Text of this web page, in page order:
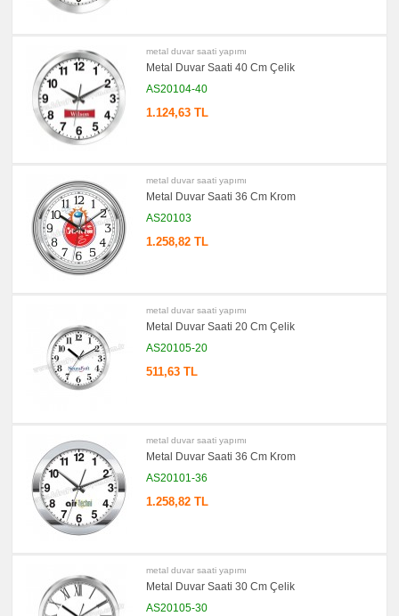
metal duvar saati yapımı
Metal Duvar Saati 40 Cm Çelik
AS20104-40
1.124,63 TL
metal duvar saati yapımı
Metal Duvar Saati 36 Cm Krom
AS20103
1.258,82 TL
metal duvar saati yapımı
Metal Duvar Saati 20 Cm Çelik
AS20105-20
511,63 TL
metal duvar saati yapımı
Metal Duvar Saati 36 Cm Krom
AS20101-36
1.258,82 TL
metal duvar saati yapımı
Metal Duvar Saati 30 Cm Çelik
AS20105-30
promosyon
promosyon
Diğer
Ürünler